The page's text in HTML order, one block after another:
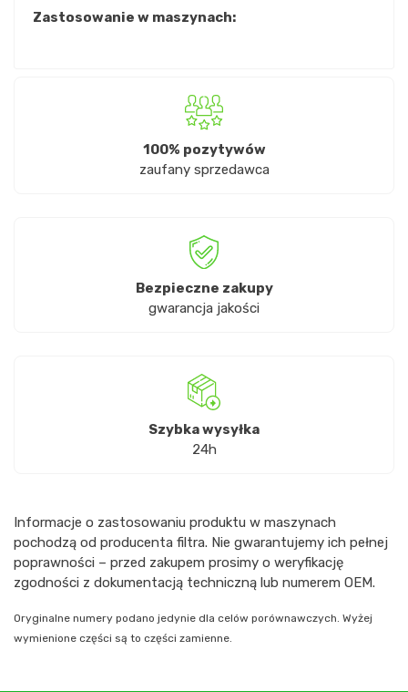
Zastosowanie w maszynach:
100% pozytywów
zaufany sprzedawca
Bezpieczne zakupy
gwarancja jakości
Szybka wysyłka
24h
Informacje o zastosowaniu produktu w maszynach
pochodzą od producenta filtra. Nie gwarantujemy ich pełnej
poprawności – przed zakupem prosimy o weryfikację
zgodności z dokumentacją techniczną lub numerem OEM.
Oryginalne numery podano jedynie dla celów porównawczych. Wyżej
wymienione części są to części zamienne.